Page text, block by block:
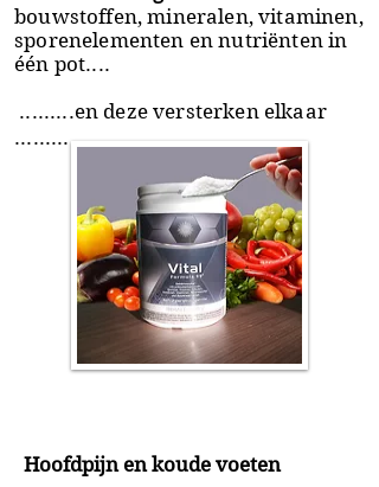
bouwstoffen, mineralen, vitaminen,
sporenelementen en nutriënten in
één pot....
.........en deze versterken elkaar
.........
Hoofdpijn en koude voeten